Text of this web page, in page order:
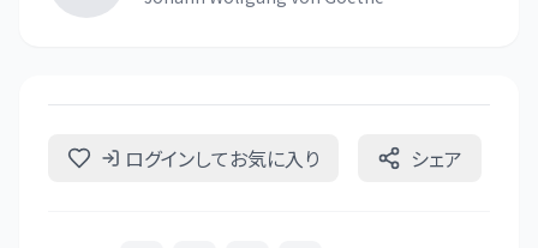
ログインしてお気に入り シェア